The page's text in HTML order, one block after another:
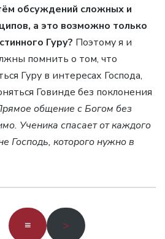
обсуждений сложных и
а это возможно только
Гуру? Поэтому я и
помнить о том, что
Гуру в интересах Господа,
Говинде без поклонения
общение с Богом без
Ученика спасает от каждого
Господь, которого нужно в
≡ >